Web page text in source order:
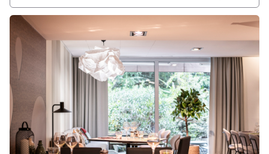
راجع التفاصيل